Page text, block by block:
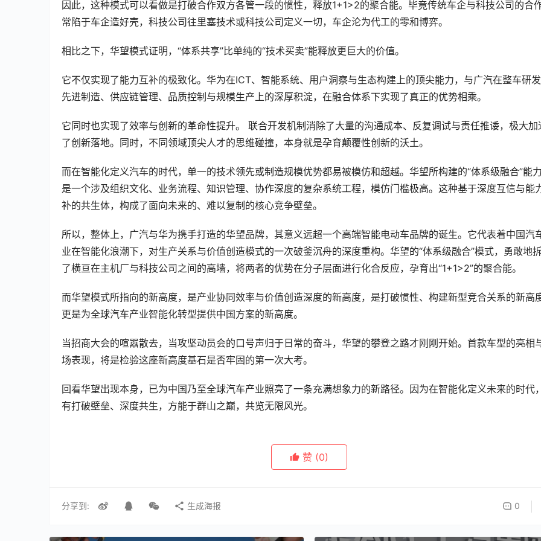
因此，这种模式可以看做是打破合作双方各管一段的惯性，释放1+1>2的聚合能。毕竟传统车企与科技公司的合作
常陷于车企造好壳，科技公司往里塞技术或科技公司定义一切，车企沦为代工的零和博弈。
相比之下，华望模式证明，“体系共享”比单纯的“技术买卖”能释放更巨大的价值。
它不仅实现了能力互补的极致化。华为在ICT、智能系统、用户洞察与生态构建上的顶尖能力，与广汽在整车研发
先进制造、供应链管理、品质控制与规模生产上的深厚积淀，在融合体系下实现了真正的优势相乘。
它同时也实现了效率与创新的革命性提升。 联合开发机制消除了大量的沟通成本、反复调试与责任推诿，极大加
了创新落地。同时，不同领域顶尖人才的思维碰撞，本身就是孕育颠覆性创新的沃土。
而在智能化定义汽车的时代，单一的技术领先或制造规模优势都易被模仿和超越。华望所构建的“体系级融合”能力
是一个涉及组织文化、业务流程、知识管理、协作深度的复杂系统工程，模仿门槛极高。这种基于深度互信与能
补的共生体，构成了面向未来的、难以复制的核心竞争壁垒。
所以，整体上，广汽与华为携手打造的华望品牌，其意义远超一个高端智能电动车品牌的诞生。它代表着中国汽
业在智能化浪潮下，对生产关系与价值创造模式的一次破釜沉舟的深度重构。华望的“体系级融合”模式，勇敢地
了横亘在主机厂与科技公司之间的高墙，将两者的优势在分子层面进行化合反应，孕育出“1+1>2”的聚合能。
而华望模式所指向的新高度，是产业协同效率与价值创造深度的新高度，是打破惯性、构建新型竞合关系的新高度
更是为全球汽车产业智能化转型提供中国方案的新高度。
当招商大会的喧嚣散去，当攻坚动员会的口号声归于日常的奋斗，华望的攀登之路才刚刚开始。首款车型的亮相
场表现，将是检验这座新高度基石是否牢固的第一次大考。
回看华望出现本身，已为中国乃至全球汽车产业照亮了一条充满想象力的新路径。因为在智能化定义未来的时代
有打破壁垒、深度共生，方能于群山之巅，共览无限风光。
赞 (0)
分享到: 生成海报 0